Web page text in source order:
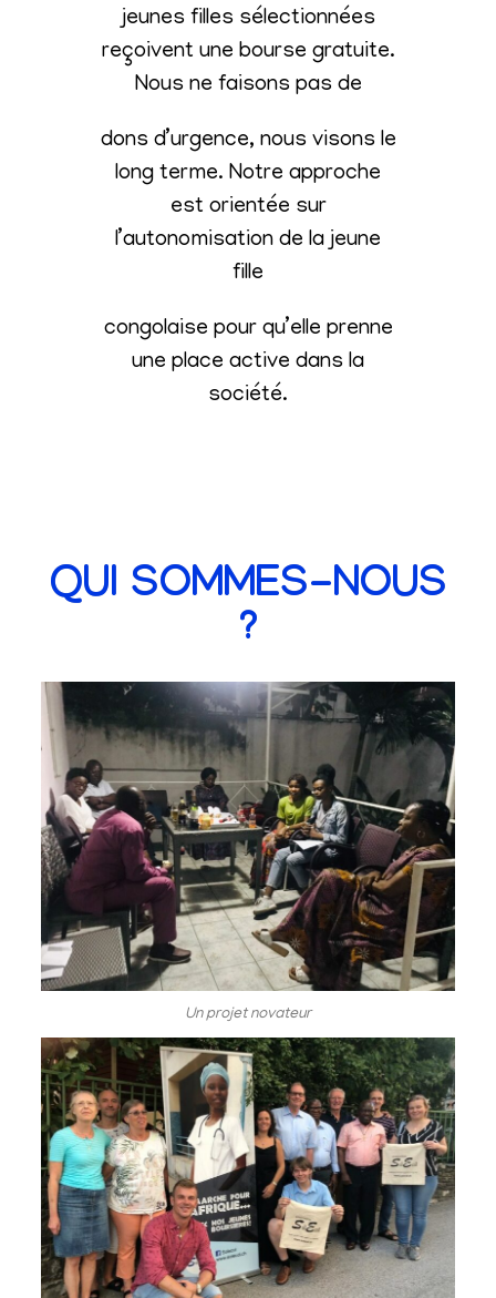
jeunes filles sélectionnées
reçoivent une bourse gratuite.
Nous ne faisons pas de
dons d’urgence, nous visons le
long terme. Notre approche
est orientée sur
l’autonomisation de la jeune
fille
congolaise pour qu’elle prenne
une place active dans la
société.
QUI SOMMES-NOUS
?
Un projet novateur